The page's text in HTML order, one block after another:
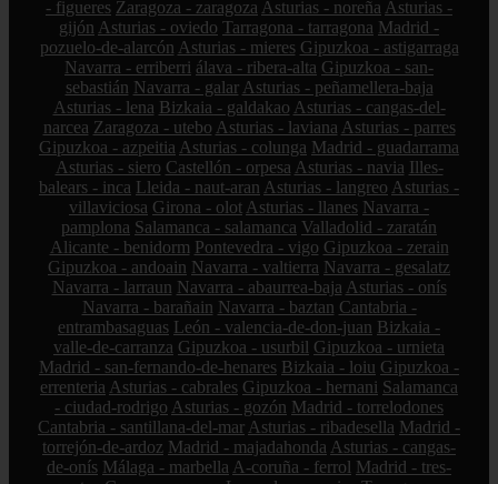
- figueres Zaragoza - zaragoza Asturias - noreña Asturias -
gijón Asturias - oviedo Tarragona - tarragona Madrid -
pozuelo-de-alarcón Asturias - mieres Gipuzkoa - astigarraga
Navarra - erriberri álava - ribera-alta Gipuzkoa - san-
sebastián Navarra - galar Asturias - peñamellera-baja
Asturias - lena Bizkaia - galdakao Asturias - cangas-del-
narcea Zaragoza - utebo Asturias - laviana Asturias - parres
Gipuzkoa - azpeitia Asturias - colunga Madrid - guadarrama
Asturias - siero Castellón - orpesa Asturias - navia Illes-
balears - inca Lleida - naut-aran Asturias - langreo Asturias -
villaviciosa Girona - olot Asturias - llanes Navarra -
pamplona Salamanca - salamanca Valladolid - zaratán
Alicante - benidorm Pontevedra - vigo Gipuzkoa - zerain
Gipuzkoa - andoain Navarra - valtierra Navarra - gesalatz
Navarra - larraun Navarra - abaurrea-baja Asturias - onís
Navarra - barañain Navarra - baztan Cantabria -
entrambasaguas León - valencia-de-don-juan Bizkaia -
valle-de-carranza Gipuzkoa - usurbil Gipuzkoa - urnieta
Madrid - san-fernando-de-henares Bizkaia - loiu Gipuzkoa -
errenteria Asturias - cabrales Gipuzkoa - hernani Salamanca
- ciudad-rodrigo Asturias - gozón Madrid - torrelodones
Cantabria - santillana-del-mar Asturias - ribadesella Madrid -
torrejón-de-ardoz Madrid - majadahonda Asturias - cangas-
de-onís Málaga - marbella A-coruña - ferrol Madrid - tres-